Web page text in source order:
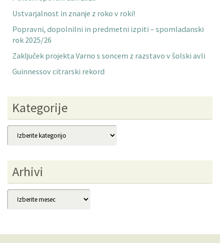
Ustvarjalnost in znanje z roko v roki!
Popravni, dopolnilni in predmetni izpiti – spomladanski
rok 2025/26
Zaključek projekta Varno s soncem z razstavo v šolski avli
Guinnessov citrarski rekord
Kategorije
Kategorije
Arhivi
Arhivi